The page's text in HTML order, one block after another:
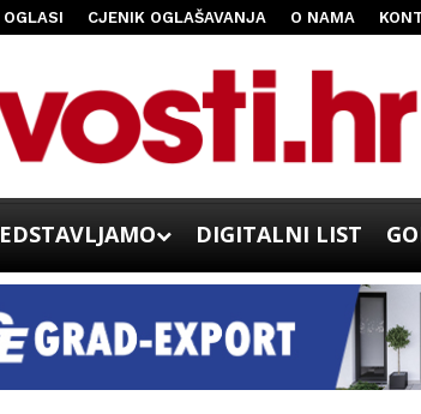
CJENIK OGLAŠAVANJA O NAMA
DIGITALNI LIST